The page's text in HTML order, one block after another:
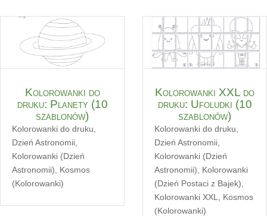
Kolorowanki do
druku: Planety (10
szablonów)
Kolorowanki do druku
Dzień Astronomii
Kolorowanki (Dzień
Astronomii)
Kosmos
(Kolorowanki)
Kolorowanki XXL do
druku: Ufoludki (10
szablonów)
Kolorowanki do druku
Dzień Astronomii
Kolorowanki (Dzień
Astronomii)
Kolorowanki
(Dzień Postaci z Bajek)
Kolorowanki XXL
Kosmos
(Kolorowanki)